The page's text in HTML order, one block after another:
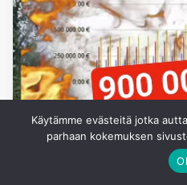
Käytämme evästeitä jotka
parhaan kokemuksen